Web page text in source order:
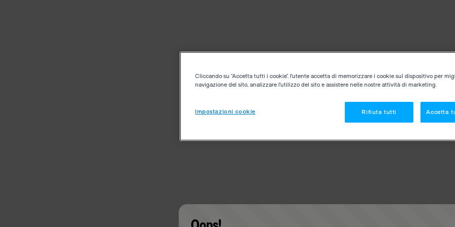
Cliccando su “Accetta tutti i cookie”, l'utente accetta di memorizzare i cookie sul dispositivo per
navigazione del sito, analizzare l'utilizzo del sito e assistere nelle nostre attività di marketing.
Impostazioni cookie Rifiuta tutti Accetta